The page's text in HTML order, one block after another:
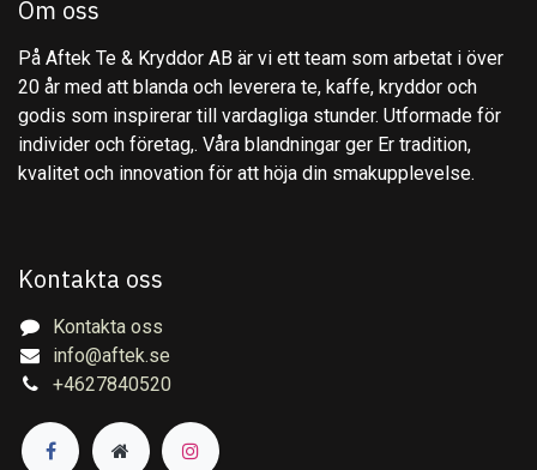
Om oss
På Aftek Te & Kryddor AB är vi ett team som arbetat i över
20 år med att blanda och leverera te, kaffe, kryddor och
godis som inspirerar till vardagliga stunder. Utformade för
individer och företag,. Våra blandningar ger Er tradition,
kvalitet och innovation för att höja din smakupplevelse.
Kontakta oss
Kontakta oss
info@aftek.se
+4627840520